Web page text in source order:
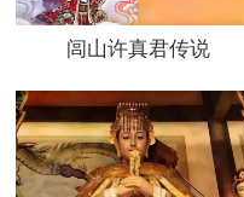
闾山许真君传说